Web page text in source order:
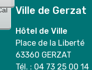
Ville de Gerzat
Hôtel de Ville
Place de la Liberté
63360 GERZAT
Tél. : 04 73 25 00 14